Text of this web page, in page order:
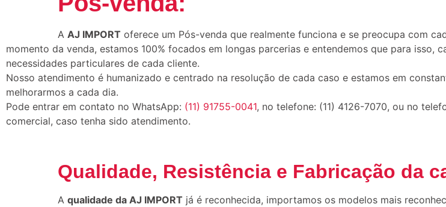
A AJ IMPORT oferece um Pós-venda que realmente funciona e se preocupa com
momento da venda, estamos 100% focados em longas parcerias e entendemos que para isso,
necessidades particulares de cada cliente.
Nosso atendimento é humanizado e centrado na resolução de cada caso e estamos em
melhorarmos a cada dia.
Pode entrar em contato no WhatsApp: (11) 91755-0041, no telefone: (11) 4126-7070, ou no
comercial, caso tenha sido atendimento.
Qualidade, Resistência e Fabricação da
A qualidade da AJ IMPORT já é reconhecida, importamos os modelos mais